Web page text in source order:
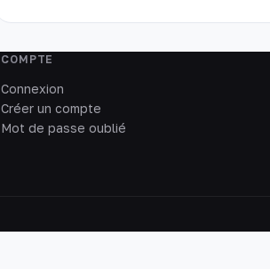
COMPTE
Connexion
Créer un compte
Mot de passe oublié